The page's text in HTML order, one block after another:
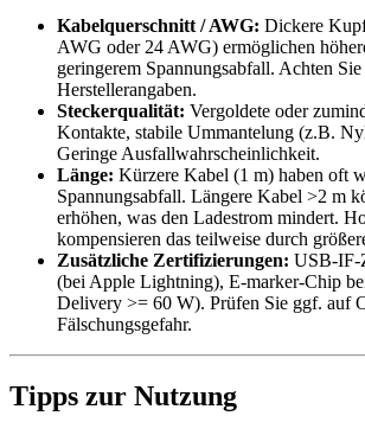
Kabelquerschnitt / AWG: Dickere
AWG oder 24 AWG) ermöglichen
geringerem Spannungsabfall. Achten Sie
Herstellerangaben.
Steckerqualität: Vergoldete oder
Kontakte, stabile Ummantelung (z.B.
Geringe Ausfallwahrscheinlichkeit.
Länge: Kürzere Kabel (1 m) haben oft
Spannungsabfall. Längere Kabel >2 m
erhöhen, was den Ladestrom mindert.
kompensieren das teilweise durch
Zusätzliche Zertifizierungen: USB-IF-
(bei Apple Lightning), E-marker-Chip
Delivery >= 60 W). Prüfen Sie ggf. auf
Fälschungsgefahr.
Tipps zur Nutzung